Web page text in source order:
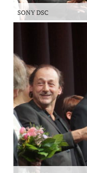
SONY DSC